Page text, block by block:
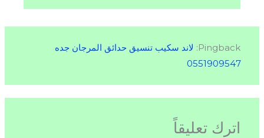
Pingback: لاند سكيب تنسيق حدائق المرجان جده
0551909547
اترك تعليقاً